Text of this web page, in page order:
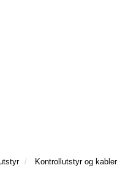
Kontrollutstyr og kabler